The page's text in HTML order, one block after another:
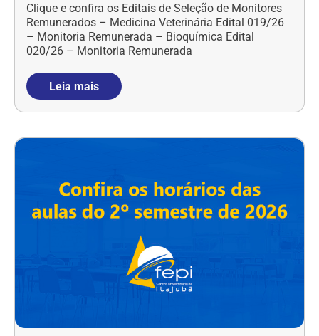
Clique e confira os Editais de Seleção de Monitores
Remunerados – Medicina Veterinária Edital 019/26
– Monitoria Remunerada – Bioquímica Edital
020/26 – Monitoria Remunerada
Leia mais